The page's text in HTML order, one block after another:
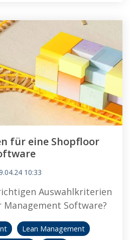
für eine Shopfloor
10:33
Auswahlkriterien
Software?
Lean Management